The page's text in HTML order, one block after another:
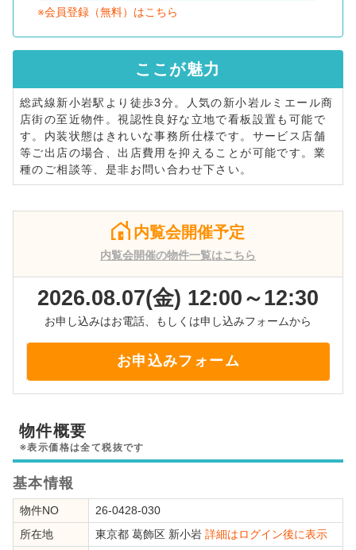
※会員登録（無料）はこちら
ここが魅力
総武線新小岩駅より徒歩3分。人気の新小岩ルミエール商
店街の至近物件。視認性良好な立地で看板設置も可能で
す。内装状態はきれいな事務所仕様です。サービス店舗
等ご出店の場合、出店費用を抑えることが可能です。業
種のご相談等、是非お問い合わせ下さい。
内覧会開催予定
内覧会開催の物件一覧はこちら
2026.08.07(金) 12:00～12:30
お申し込みはお電話、もしくは申し込みフォームから
お申込みフォーム
物件概要
※表示価格は全て税抜です
基本情報
物件NO
26-0428-030
所在地
東京都 葛飾区 新小岩 詳細はログイン後に表示